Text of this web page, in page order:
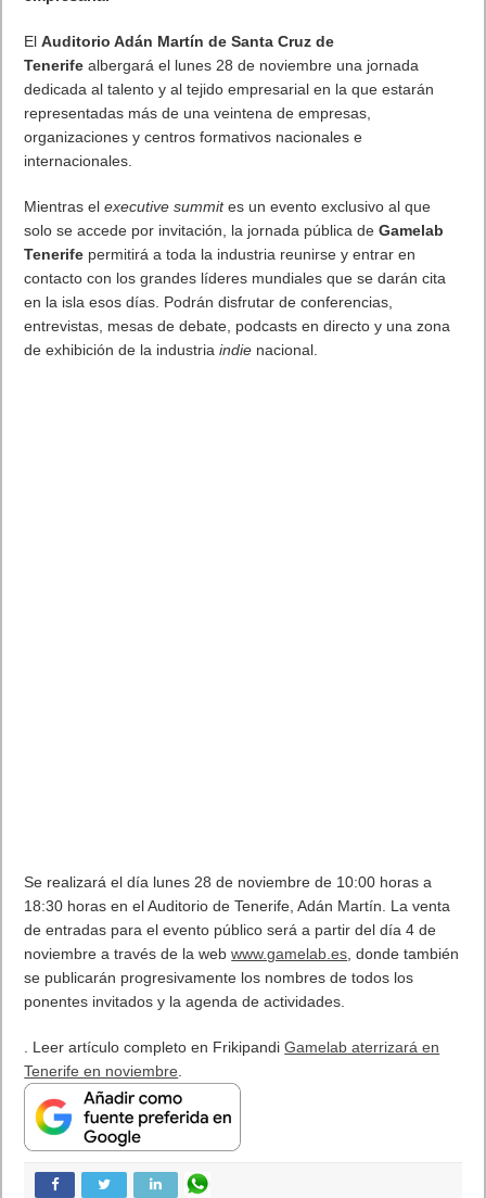
ElAuditorio Adán Martín de Santa Cruz de
Tenerifealbergará el lunes 28 de noviembre una jornada
dedicada al talento y al tejido empresarial en la que estarán
representadas más de una veintena de empresas,
organizaciones y centros formativos nacionales e
internacionales.
Mientras elexecutive summites un evento exclusivo al que
solo se accede por invitación, la jornada pública deGamelab
Tenerife permitirá a toda la industria reunirse y entrar en
contacto con los grandes líderes mundiales que se darán cita
en la isla esos días. Podrán disfrutar de conferencias,
entrevistas, mesas de debate, podcasts en directo y una zona
de exhibición de la industriaindie nacional.
Se realizará el día lunes 28 de noviembre de 10:00 horas a
18:30 horas en el Auditorio de Tenerife, Adán Martín. La venta
de entradas para el evento público será a partir del día 4 de
noviembre a través de la webwww.gamelab.es, donde también
se publicarán progresivamente los nombres de todos los
ponentes invitados y la agenda de actividades.
. Leer artículo completo en FrikipandiGamelab aterrizará en
Tenerife en noviembre.